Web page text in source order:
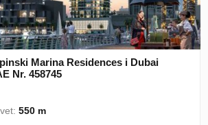
Marina Residences i Dubai
Nr. 458745
550 m